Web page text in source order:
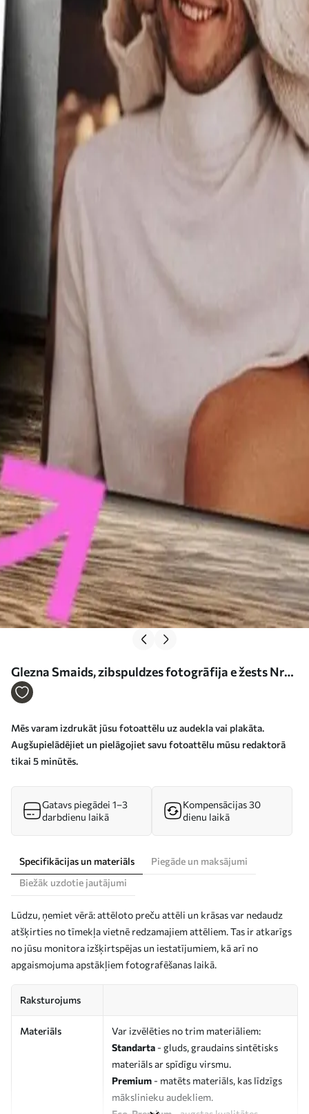
Glezna Smaids, zibspuldzes fotogrāfija e žests Nr
s15727
Mēs varam izdrukāt jūsu fotoattēlu uz audekla vai plakāta.
Augšupielādējiet un pielāgojiet savu fotoattēlu mūsu redaktorā
tikai 5 minūtēs.
Gatavs piegādei 1–3
darbdienu laikā
Kompensācijas 30
dienu laikā
Specifikācijas un materiāls
Piegāde un maksājumi
Biežāk uzdotie jautājumi
Lūdzu, ņemiet vērā: attēloto preču attēli un krāsas var nedaudz
atšķirties no tīmekļa vietnē redzamajiem attēliem. Tas ir atkarīgs
no jūsu monitora izšķirtspējas un iestatījumiem, kā arī no
apgaismojuma apstākļiem fotografēšanas laikā.
Raksturojums
Materiāls
Var izvēlēties no trim materiāliem:
Standarta - gluds, graudains sintētisks
materiāls ar spīdīgu virsmu.
Premium - matēts materiāls, kas līdzīgs
mākslinieku audekliem.